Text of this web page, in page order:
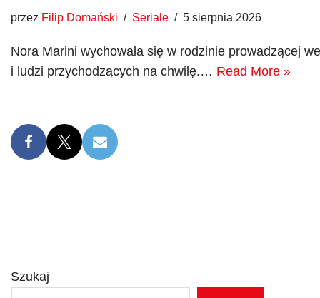
przez Filip Domański Seriale 5 sierpnia 2026
Nora Marini wychowała się w rodzinie prowadzącej
i ludzi przychodzących na chwilę.… Read More »
Szukaj